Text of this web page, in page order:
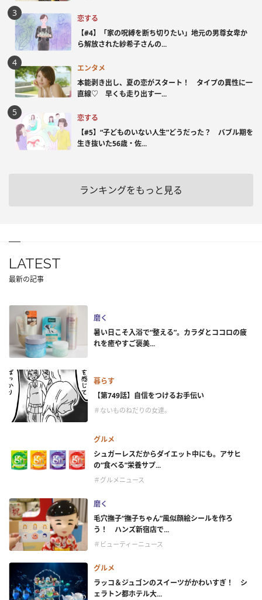
恋する
【#4】「家の呪縛を断ち切りたい」地元の男尊女卑か
ら解放された紗希子さんの...
エンタメ
本能剥き出し、夏の恋がスタート！ タイプの異性に一
直線♡ 早くも走り出す一...
恋する
【#5】“子どものいない人生”どうだった？ バブル期を
生き抜いた56歳・佐...
ランキングをもっと見る
LATEST
最新の記事
磨く
暑い日こそ入浴で“整える”。カラダとココロの疲
れを癒やすご褒美...
暮らす
【第749話】自信をつけるお手伝い
＃ないものねだりの女達。
グルメ
シュガーレスだからダイエット中にも。アサヒ
の“食べる”栄養サプ...
＃グルメニュース
磨く
毛穴撫子“撫子ちゃん”風似顔絵シールを作ろ
う！ ハンズ新宿店で...
＃ビューティーニュース
グルメ
ラッコ＆ジュゴンのスイーツがかわいすぎ！ シ
ェラトン都ホテル大...